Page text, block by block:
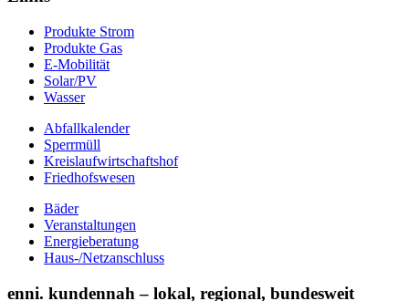
Produkte Strom
Produkte Gas
E-Mobilität
Solar/PV
Wasser
Abfallkalender
Sperrmüll
Kreislaufwirtschaftshof
Friedhofswesen
Bäder
Veranstaltungen
Energieberatung
Haus-/Netzanschluss
enni. kundennah – lokal, regional, bundesweit